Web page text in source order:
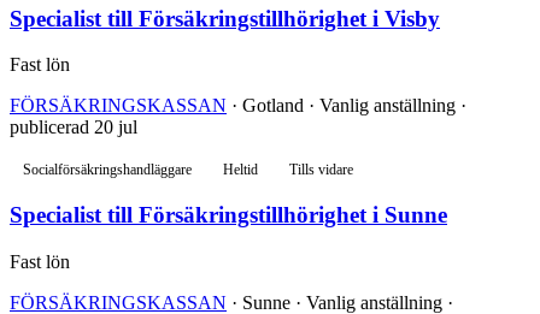
Specialist till Försäkringstillhörighet i Visby
Fast lön
FÖRSÄKRINGSKASSAN · Gotland · Vanlig anställning ·
publicerad 20 jul
Socialförsäkringshandläggare Heltid Tills vidare
Specialist till Försäkringstillhörighet i Sunne
Fast lön
FÖRSÄKRINGSKASSAN · Sunne · Vanlig anställning ·